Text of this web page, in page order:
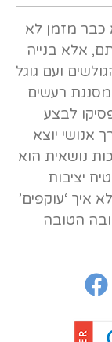
אורגני בשנת 2026 הוא כבר מזמן לא
אלא בנייה
ועם גוגל
רעשים
לבצע
אנושי יוצא
נושאית הוא
יציבות
איך ‘עוקפים’
הטובה